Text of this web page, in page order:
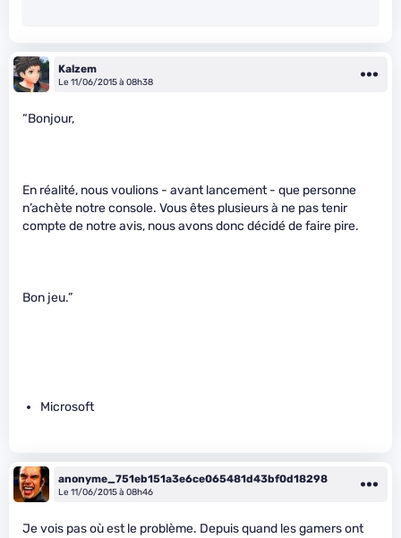
Kalzem
Le 11/06/2015 à 08h38
“Bonjour,
En réalité, nous voulions - avant lancement - que personne
n’achète notre console. Vous êtes plusieurs à ne pas tenir
compte de notre avis, nous avons donc décidé de faire pire.
Bon jeu.”
Microsoft
anonyme_751eb151a3e6ce065481d43bf0d18298
Le 11/06/2015 à 08h46
Je vois pas où est le problème. Depuis quand les gamers ont